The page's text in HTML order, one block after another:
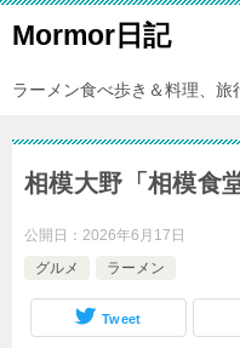
Mormor日記
ラーメン食べ歩き＆料理、旅
相模大野「相模食
公開日： 2026年6月17日
グルメ
ラーメン
Tweet